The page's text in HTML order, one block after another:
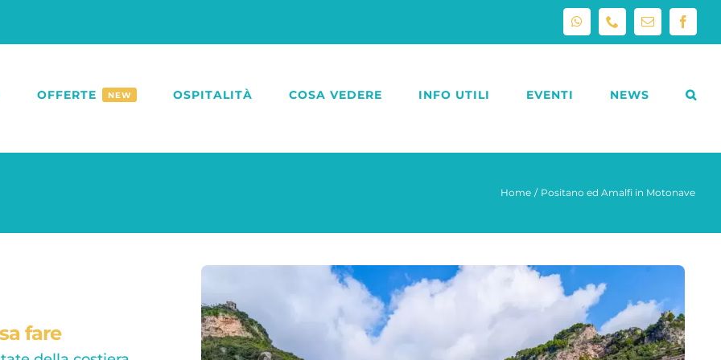
WhatsAppPhone Email
OFFERTE NEW OSPITALITÀ COSA VEDERE INFO UTILI EVENTI NEWS
Home Positano ed Amalfi in Motonave
fare